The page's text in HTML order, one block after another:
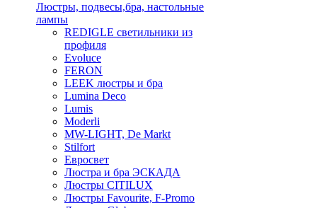
Люстры, подвесы,бра, настольные
лампы
REDIGLE светильники из
профиля
Evoluce
FERON
LEEK люстры и бра
Lumina Deco
Lumis
Moderli
MW-LIGHT, De Markt
Stilfort
Евросвет
Люстра и бра ЭСКАДА
Люстры CITILUX
Люстры Favourite, F-Promo